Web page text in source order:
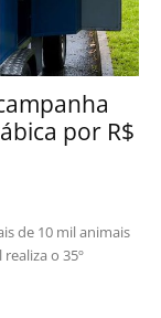
por R$
o 35º